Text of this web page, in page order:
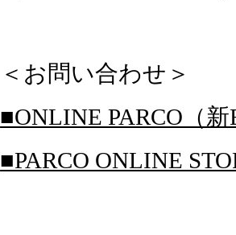
＜お問い合わせ＞
■ONLINE PARCO（新
■PARCO ONLINE